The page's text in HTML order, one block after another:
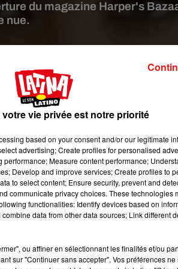
du magazine Harper's
nue.
2 : Le Pouvoir du Mal
sur la Princesse Aurore, alias la Belle
par Michelle Pfeiffer, nouvelle arrivée
avec près de
sorti fin 2014. Mais aujourd'hui, ce n'est
couverture de décembre du magazine
l'actrice de 44 ans s'est longuement
enfants.
Confira a tradução no site! �~�
vie privée est notre priorité
based on your consent and/or our legitimate
advertising; Create profiles for personalised
Measure content performance;
Develop and improve services; Create profiles to
to select content; Ensure security, prevent and
communicate privacy choices. These technologies
functionalities: Identify devices based on
data from other data sources; Link different
ou affiner en sélectionnant les finalités et/ou
sur "Continuer sans accepter". Vos préférences